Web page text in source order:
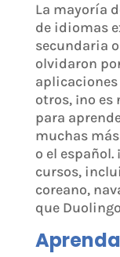
La mayoría
de idiomas
secundaria
olvidaron
otros, ¡no
para
muchas
o el español.
cursos,
coreano,
que